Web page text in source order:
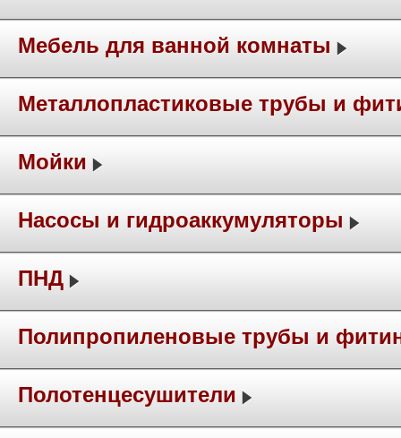
Мебель для ванной комнаты
Металлопластиковые трубы и
Мойки
Насосы и гидроаккумуляторы
ПНД
Полипропиленовые трубы и
Полотенцесушители